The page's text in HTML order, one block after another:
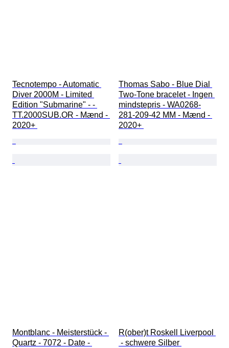
Tecnotempo - Automatic
Diver 2000M - Limited
Edition "Submarine" - -
TT.2000SUB.OR - Mænd -
2020+
Thomas Sabo - Blue Dial
Two-Tone bracelet - Ingen
mindstepris - WA0268-
281-209-42 MM - Mænd -
2020+
Montblanc - Meisterstück -
Quartz - 7072 - Date -
R(ober)t Roskell Liverpool
- schwere Silber